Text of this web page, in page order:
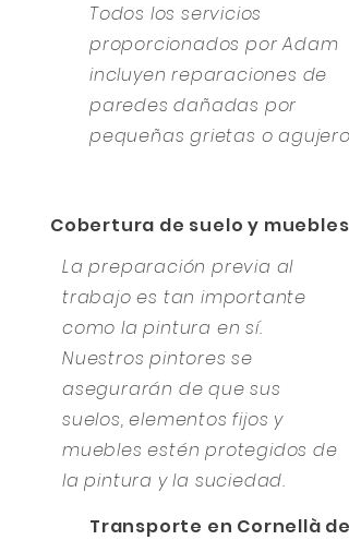
Todos los servicios
proporcionados por Adam
incluyen reparaciones de
paredes dañadas por
pequeñas grietas o
Cobertura de suelo y muebles
La preparación previa al
trabajo es tan importante
como la pintura en sí.
Nuestros pintores se
asegurarán de que sus
suelos, elementos fijos y
muebles estén protegidos de
la pintura y la suciedad.
Transporte en Cornellà de